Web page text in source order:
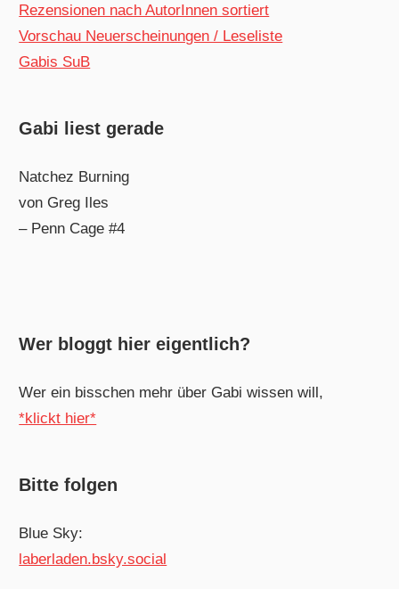
Rezensionen nach AutorInnen sortiert
Vorschau Neuerscheinungen / Leseliste
Gabis SuB
Gabi liest gerade
Natchez Burning
von Greg Iles
– Penn Cage #4
Wer bloggt hier eigentlich?
Wer ein bisschen mehr über Gabi wissen will,
*klickt hier*
Bitte folgen
Blue Sky:
laberladen.bsky.social